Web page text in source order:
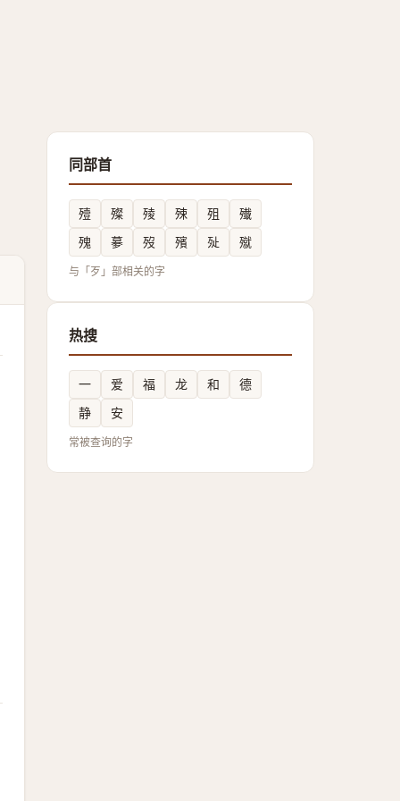
同部首
殪 殩 㱥 殐 殂
殱
㱱
㱳 歿 殯 㱜 殧
与「歹」部相关的字
热搜
一 爱 福 龙 和
德
静
安
常被查询的字